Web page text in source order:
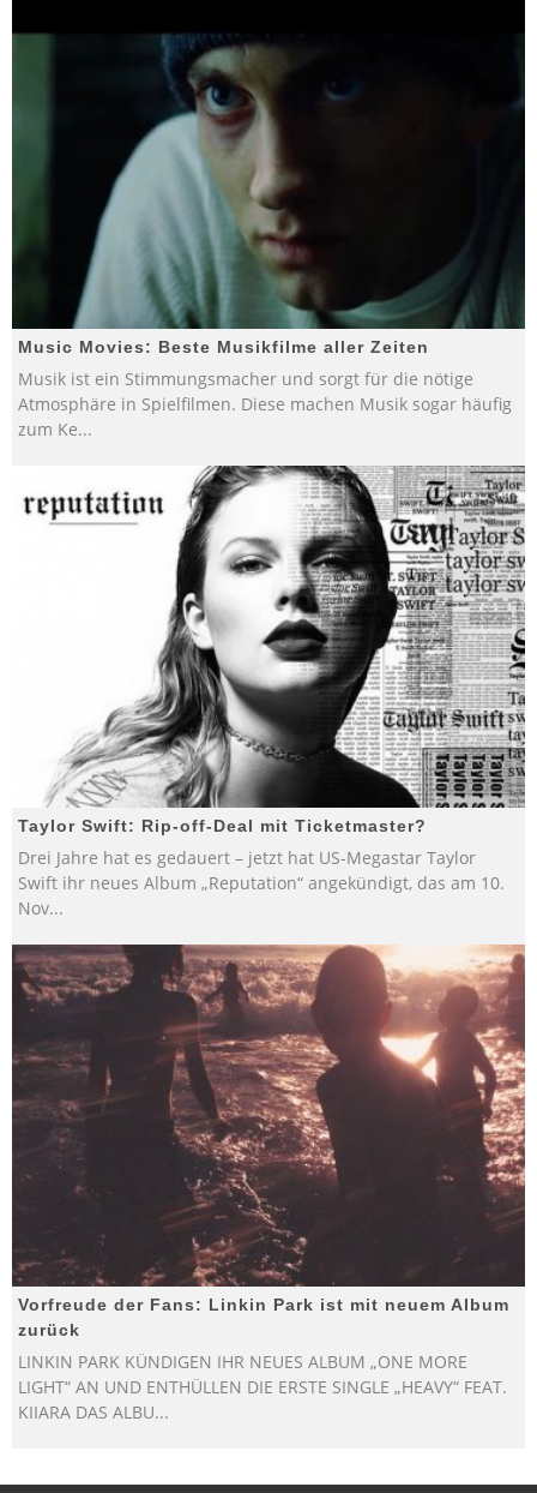
Music Movies: Beste Musikfilme aller Zeiten
Musik ist ein Stimmungsmacher und sorgt für die nötige
Atmosphäre in Spielfilmen. Diese machen Musik sogar häufig
zum Ke...
Taylor Swift: Rip-off-Deal mit Ticketmaster?
Drei Jahre hat es gedauert – jetzt hat US-Megastar Taylor
Swift ihr neues Album „Reputation“ angekündigt, das am 10.
Nov...
Vorfreude der Fans: Linkin Park ist mit neuem Album
zurück
LINKIN PARK KÜNDIGEN IHR NEUES ALBUM „ONE MORE
LIGHT“ AN UND ENTHÜLLEN DIE ERSTE SINGLE „HEAVY“ FEAT.
KIIARA DAS ALBU...